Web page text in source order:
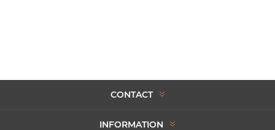
CONTACT
INFORMATION